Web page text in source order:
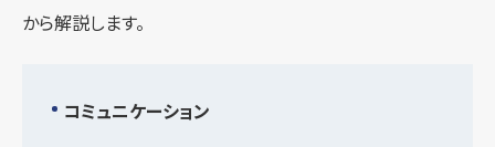
から解説します。
コミュニケーション